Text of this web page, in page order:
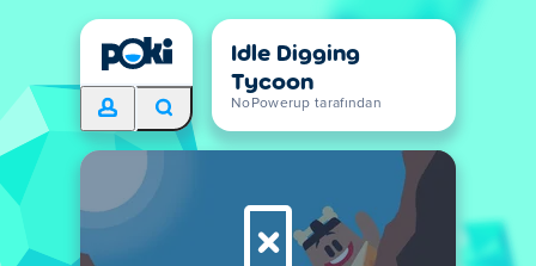
Idle Digging
Tycoon
NoPowerup tarafından